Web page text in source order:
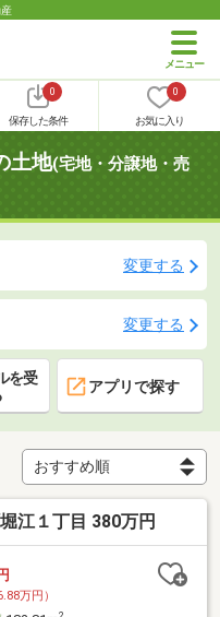
0
保存した条件
0
お気に入り
土地(宅地・分譲地・売
変更する
変更する
を受
アプリで探す
江１丁目 380万円
万円）